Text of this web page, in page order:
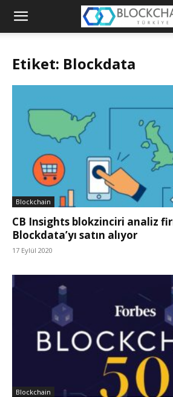
Blockchain
Etiket: Blockdata
Blockchain
CB Insights blokzinciri analiz
Blockdata’yı satın alıyor
17 Eylül 2020
Blockchain